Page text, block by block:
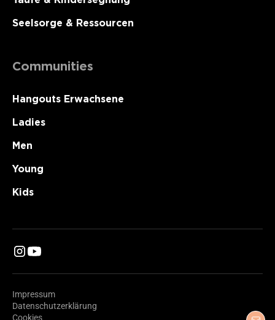
Seelsorge & Ressourcen
Communities
Hangouts Erwachsene
Ladies
Men
Young
Kids
Impressum
Datenschutzerklärung
Cookies